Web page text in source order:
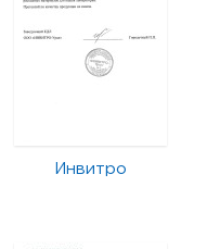
Инвитро